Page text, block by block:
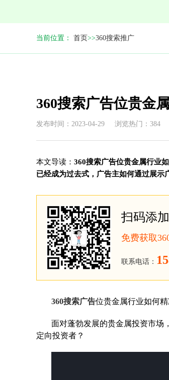
当前位置： 首页>>360搜索推广
360搜索广告位贵金
发布时间：2023-04-29 浏览热门：384
本文导读： 360搜索广告位贵金属行业
已经成为过去式，广告主如何通过展示
扫码添
免费获取
联系电话：
360搜索广告位贵金属行业如何
面对蓬勃发展的贵金属投资市场
定向投资者？